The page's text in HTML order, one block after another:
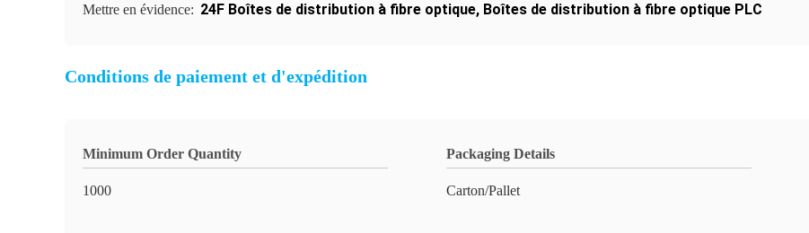
Mettre en évidence: 24F Boîtes de distribution à fibre optique, Boîtes de distribution à fibre optique PLC
Conditions de paiement et d'expédition
Minimum Order Quantity
1000
Packaging Details
Carton/Pallet